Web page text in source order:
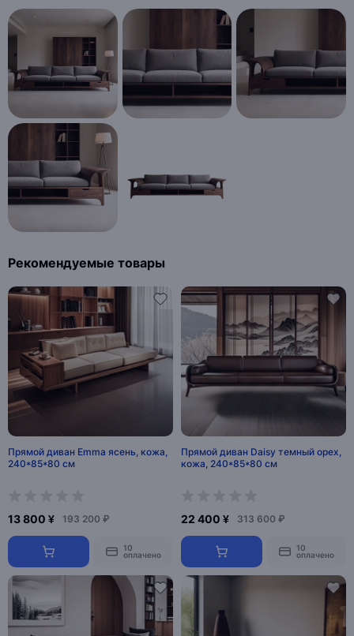
Рекомендуемые товары
Прямой диван Emma ясень, кожа,
240*85*80 см
13 800 ¥ 193 200 ₽
10
оплачено
Прямой диван Daisy темный орех,
кожа, 240*85*80 см
22 400 ¥ 313 600 ₽
10
оплачено